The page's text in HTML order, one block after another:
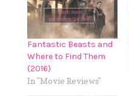
Fantastic Beasts and
Where to Find Them
(2016)
In "Movie Reviews"